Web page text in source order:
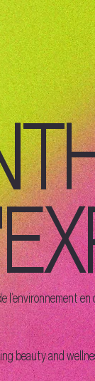
beauty and